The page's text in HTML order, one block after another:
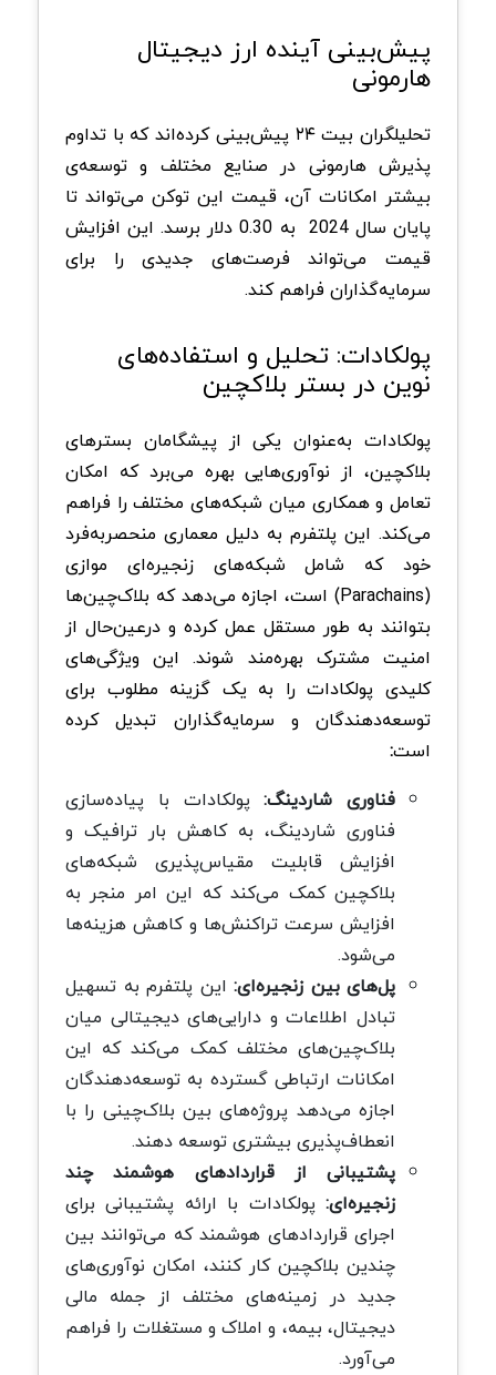
پیش‌بینی آینده ارز دیجیتال
هارمونی
تحلیلگران بیت ۲۴ پیش‌بینی کرده‌اند که با تداوم
پذیرش هارمونی در صنایع مختلف و توسعه‌ی
بیشتر امکانات آن، قیمت این توکن می‌تواند تا
پایان سال 2024 به 0.30 دلار برسد. این افزایش
قیمت می‌تواند فرصت‌های جدیدی را برای
سرمایه‌گذاران فراهم کند.
پولکادات: تحلیل و استفاده‌های
نوین در بستر بلاکچین
پولکادات به‌عنوان یکی از پیشگامان بسترهای
بلاکچین، از نوآوری‌هایی بهره می‌برد که امکان
تعامل و همکاری میان شبکه‌های مختلف را فراهم
می‌کند. این پلتفرم به دلیل معماری منحصربه‌فرد
خود که شامل شبکه‌های زنجیره‌ای موازی
(Parachains) است، اجازه می‌دهد که بلاک‌چین‌ها
بتوانند به طور مستقل عمل کرده و درعین‌حال از
امنیت مشترک بهره‌مند شوند. این ویژگی‌های
کلیدی پولکادات را به یک گزینه مطلوب برای
توسعه‌دهندگان و سرمایه‌گذاران تبدیل کرده
است:
فناوری شاردینگ:پولکادات با پیاده‌سازی
فناوری شاردینگ، به کاهش بار ترافیک و
افزایش قابلیت مقیاس‌پذیری شبکه‌های
بلاکچین کمک می‌کند که این امر منجر به
افزایش سرعت تراکنش‌ها و کاهش هزینه‌ها
می‌شود.
پل‌های بین زنجیره‌ای: این پلتفرم به تسهیل
تبادل اطلاعات و دارایی‌های دیجیتالی میان
بلاک‌چین‌های مختلف کمک می‌کند که این
امکانات ارتباطی گسترده به توسعه‌دهندگان
اجازه می‌دهد پروژه‌های بین بلاک‌چینی را با
انعطاف‌پذیری بیشتری توسعه دهند.
پشتیبانی از قراردادهای هوشمند چند
زنجیره‌ای:پولکادات با ارائه پشتیبانی برای
اجرای قراردادهای هوشمند که می‌توانند بین
چندین بلاکچین کار کنند، امکان نوآوری‌های
جدید در زمینه‌های مختلف از جمله مالی
دیجیتال، بیمه، و املاک و مستغلات را فراهم
می‌آورد.